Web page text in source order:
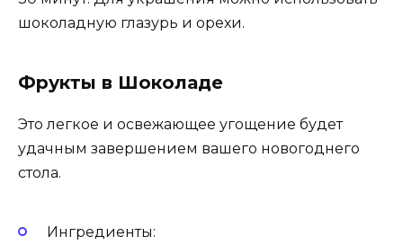
шоколадную глазурь и орехи.
Фрукты в Шоколаде
Это легкое и освежающее угощение будет
удачным завершением вашего новогоднего
стола.
Ингредиенты: